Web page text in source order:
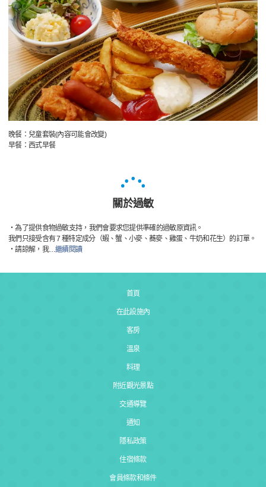
晚餐：兒童套裝(內容可能會改變)
早餐：西式早餐
關於過敏
・為了提供食物過敏支持，我們會要求您提供準確的過敏原資訊。
我們只接受含有 7 種特定成分（蝦、蟹、小麥、蕎麥、雞蛋、牛奶和花生）的訂單。
・請諒解，我…繼續閱讀
首頁
在此設施內
客房
溫泉
料理
附近觀光景點
交通導覽
通知
隱私政策
住宿條款
會員條款和條件